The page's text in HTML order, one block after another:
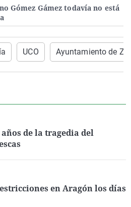
Gómez Gámez todavía no está
UCO Ayuntamiento de
años de la tragedia del
en Aragón los días